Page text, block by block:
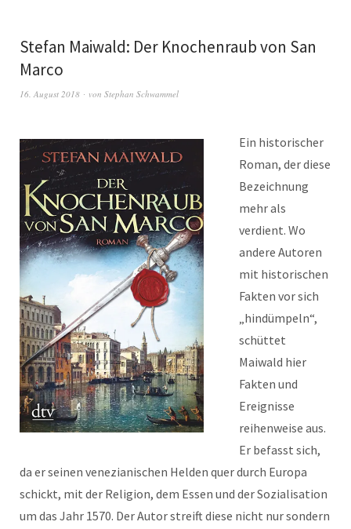
Stefan Maiwald: Der Knochenraub von San
Marco
16. August 2018 von Stephan Schwammel
Ein historischer
Roman, der diese
Bezeichnung
mehr als
verdient. Wo
andere Autoren
mit historischen
Fakten vor sich
„hindümpeln“,
schüttet
Maiwald hier
Fakten und
Ereignisse
reihenweise aus.
Er befasst sich,
da er seinen venezianischen Helden quer durch Europa
schickt, mit der Religion, dem Essen und der Sozialisation
um das Jahr 1570. Der Autor streift diese nicht nur sondern